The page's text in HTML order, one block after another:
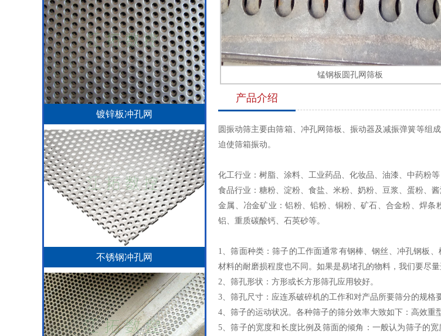
镀锌板冲孔网
不锈钢冲孔网
锰钢板圆孔网筛板
产品介绍
圆振动筛主要由筛箱、冲孔网筛板、振动器及减振弹簧等组
迫使筛箱振动。
化工行业：树脂、涂料、工业药品、化妆品、油漆、中药粉等
食品行业：糖粉、淀粉、食盐、米粉、奶粉、豆浆、蛋粉、酱
金属、冶金矿业：铝粉、铅粉、铜粉、矿石、合金粉、焊
铝、重质碳酸钙、石英砂等。
1、筛面种类：筛子的工作面通常有钢棒、钢丝、冲孔钢板
材料的耐磨损程度也不同。如果是易堵孔的物料，我们要尽量
2、筛孔形状：方形或长方形筛孔应用较好。
3、筛孔尺寸：应连系破碎机的工作和对产品所要筛分的规格
4、筛子的运动状况。各种筛子的筛分效率大致如下：高效重
5、筛子的宽度和长度比例及筛面的倾角：一般认为筛子的